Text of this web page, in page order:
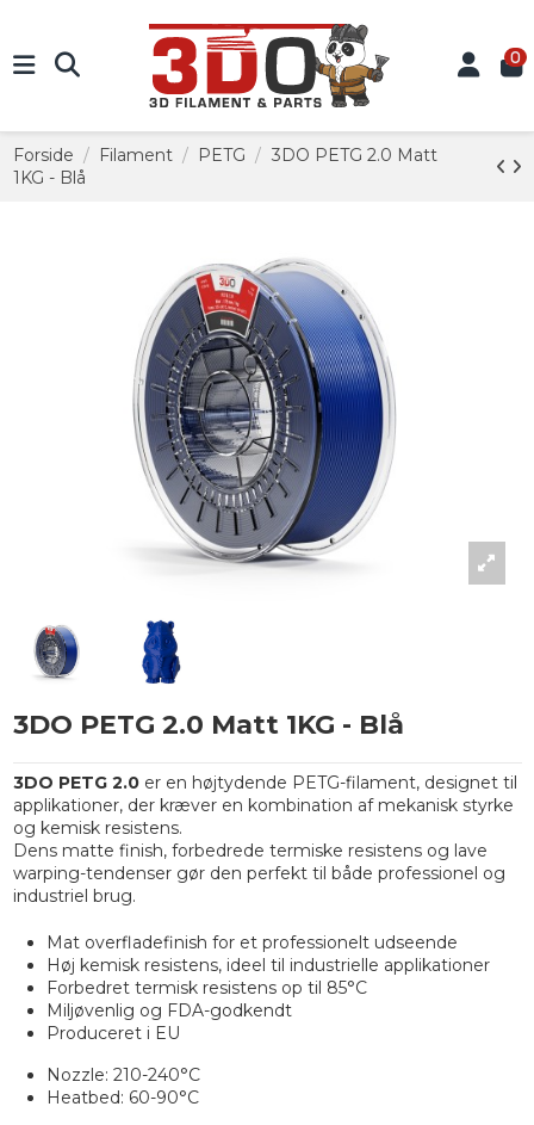
0
Forside Filament PETG
3DO PETG 2.0 Matt
1KG - Blå
3DO PETG 2.0 Matt 1KG - Blå
3DO PETG 2.0er en højtydende PETG-filament, designet til
applikationer, der kræver en kombination af mekanisk styrke
og kemisk resistens.
Dens matte finish, forbedrede termiske resistens og lave
warping-tendenser gør den perfekt til både professionel og
industriel brug.
Mat overfladefinish for et professionelt udseende
Høj kemisk resistens, ideel til industrielle applikationer
Forbedret termisk resistens op til 85°C
Miljøvenlig og FDA-godkendt
Produceret i EU
Nozzle: 210-240°C
Heatbed: 60-90°C